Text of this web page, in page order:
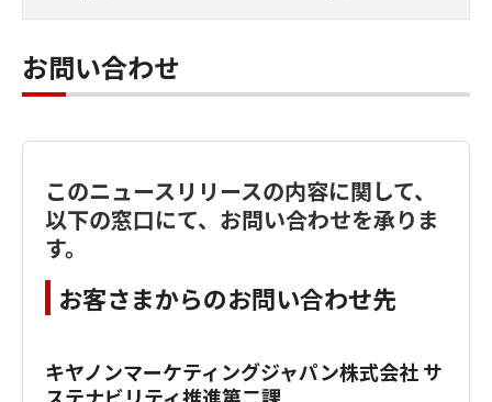
お問い合わせ
このニュースリリースの内容に関して、
以下の窓口にて、お問い合わせを承りま
す。
お客さまからのお問い合わせ先
キヤノンマーケティングジャパン株式会社 サ
ステナビリティ推進第二課